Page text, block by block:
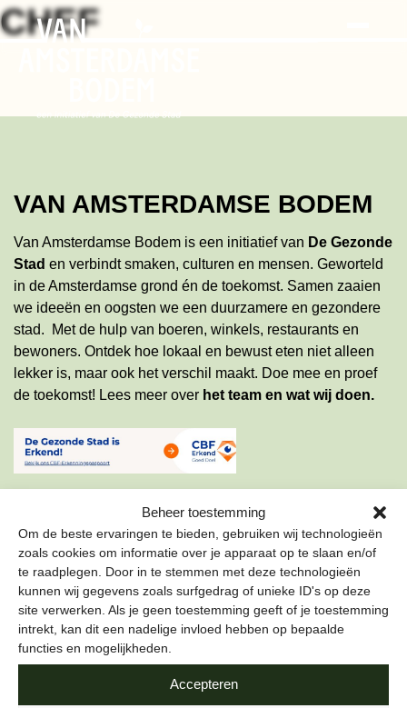
Beheer toestemming
Om de beste ervaringen te bieden, gebruiken wij technologieën
zoals cookies om informatie over je apparaat op te slaan en/of
te raadplegen. Door in te stemmen met deze technologieën
kunnen wij gegevens zoals surfgedrag of unieke ID's op deze
site verwerken. Als je geen toestemming geeft of je toestemming
intrekt, kan dit een nadelige invloed hebben op bepaalde
functies en mogelijkheden.
Accepteren
Skip
to
Search
CHEF
VAN AMSTERDAMSE BODEM
Van Amsterdamse Bodem is een initiatief van De Gezonde
Stad en verbindt smaken, culturen en mensen. Geworteld
in de Amsterdamse grond én de toekomst. Samen zaaien
we ideeën en oogsten we een duurzamere en gezondere
stad. Met de hulp van boeren, winkels, restaurants en
bewoners. Ontdek hoe lokaal en bewust eten niet alleen
lekker is, maar ook het verschil maakt. Doe mee en proef
de toekomst! Lees meer over het team en wat wij doen.
ONZE NIEUWSBRIEF
Schrijf je in voor onze nieuwsbrief om als eerste te lezen
over de leukste projecten en duurzame tips over hoe jij de
stad gezond kunt maken.